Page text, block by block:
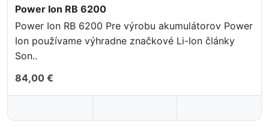
Power Ion RB 6200
Power Ion RB 6200 Pre výrobu akumulátorov Power
Ion používame výhradne značkové Li-Ion články
Son..
84,00 €